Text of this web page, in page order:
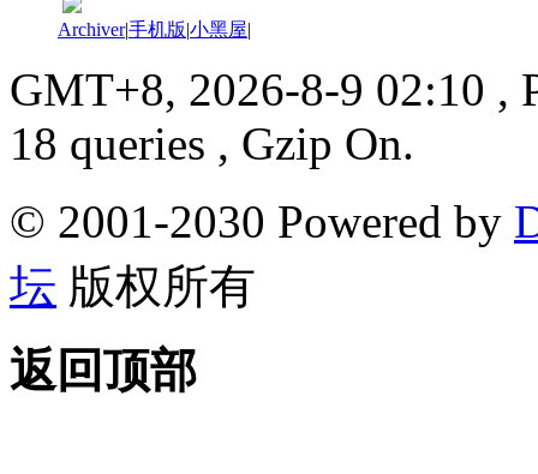
Archiver|手机版|小黑屋|
GMT+8, 2026-8-9 02:10 ,
18 queries , Gzip On.
© 2001-2030 Powered by
坛 版权所有
返回顶部